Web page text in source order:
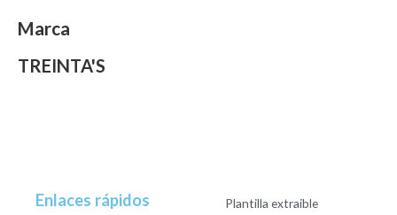
Marca
TREINTA'S
Enlaces rápidos
Plantilla extraible